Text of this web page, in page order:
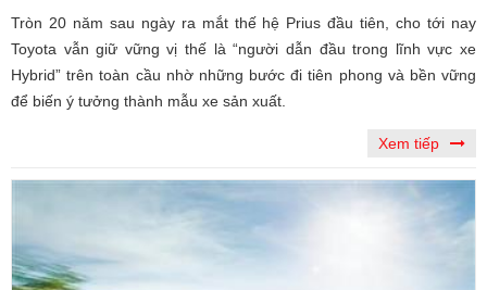
Tròn 20 năm sau ngày ra mắt thế hệ Prius đầu tiên, cho tới nay
Toyota vẫn giữ vững vị thế là “người dẫn đầu trong lĩnh vực xe
Hybrid” trên toàn cầu nhờ những bước đi tiên phong và bền vững
để biến ý tưởng thành mẫu xe sản xuất.
Xem tiếp